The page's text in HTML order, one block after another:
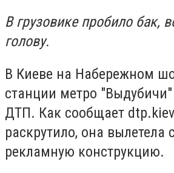
В грузовике пробило бак,
голову.
В Киеве на Набережном
станции метро
ДТП. Как сообщает
раскрутило, она вылетела
рекламную конструкцию.